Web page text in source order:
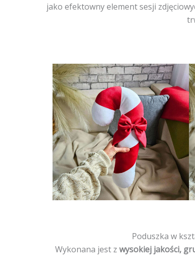
jako efektowny element sesji
Poduszka w
Wykonana jest z wysokiej jakości,